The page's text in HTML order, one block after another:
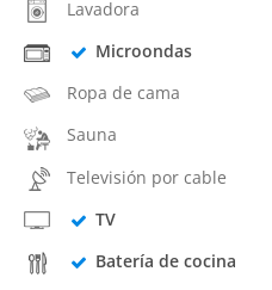
Lavadora
Microondas
Ropa de cama
Sauna
Televisión por cable
TV
Batería de cocina